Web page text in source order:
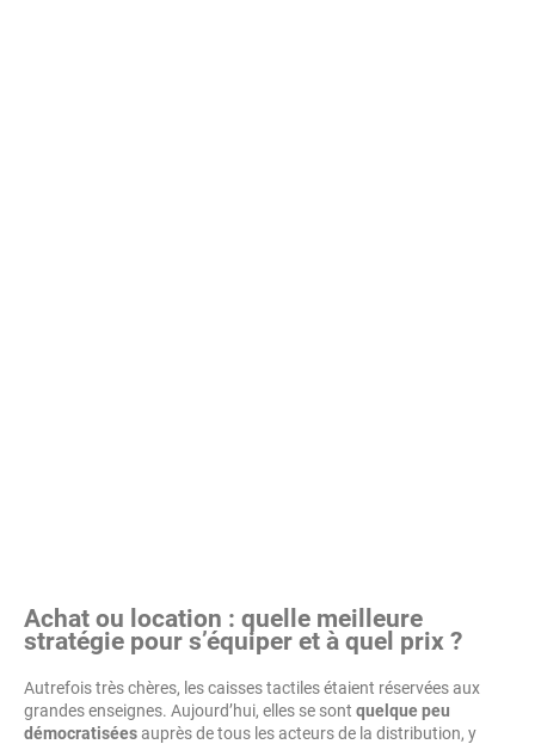
Achat ou location : quelle meilleure
stratégie pour s’équiper et à quel prix ?
Autrefois très chères, les caisses tactiles étaient réservées aux
grandes enseignes. Aujourd’hui, elles se sont quelque peu
démocratiséesauprès de tous les acteurs de la distribution, y